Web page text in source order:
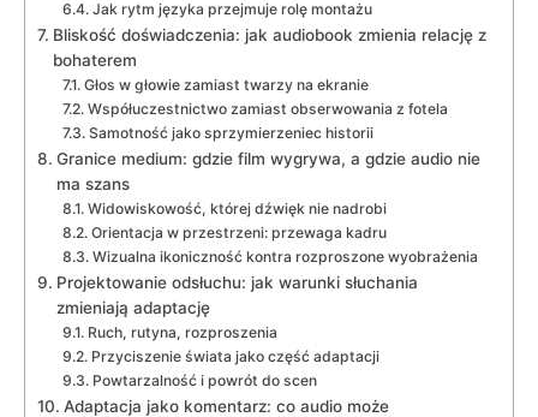
Jak rytm języka przejmuje rolę montażu
Bliskość doświadczenia: jak audiobook zmienia relację z
bohaterem
Głos w głowie zamiast twarzy na ekranie
Współuczestnictwo zamiast obserwowania z fotela
Samotność jako sprzymierzeniec historii
Granice medium: gdzie film wygrywa, a gdzie audio nie
ma szans
Widowiskowość, której dźwięk nie nadrobi
Orientacja w przestrzeni: przewaga kadru
Wizualna ikoniczność kontra rozproszone wyobrażenia
Projektowanie odsłuchu: jak warunki słuchania
zmieniają adaptację
Ruch, rutyna, rozproszenia
Przyciszenie świata jako część adaptacji
Powtarzalność i powrót do scen
Adaptacja jako komentarz: co audio może